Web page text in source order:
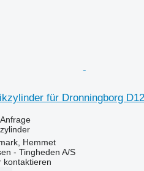
für Dronningborg
Hemmet
- Tingheden A/S
kontaktieren